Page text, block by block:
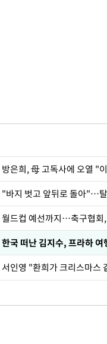
방은희, 母 고독사에 오열 "
월드컵 예선까지…축구협회
한국 떠난 김지수, 프라하
서인영 "환희가 크리스마스